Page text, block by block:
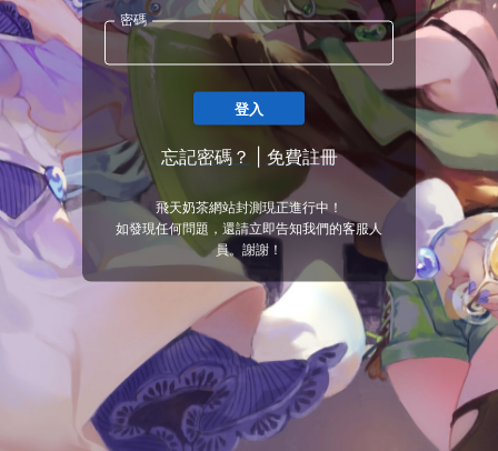
密碼
登入
忘記密碼？ 免費註冊
飛天奶茶網站封測現正進行中！
如發現任何問題，還請立即告知我們的客服人
員。謝謝！